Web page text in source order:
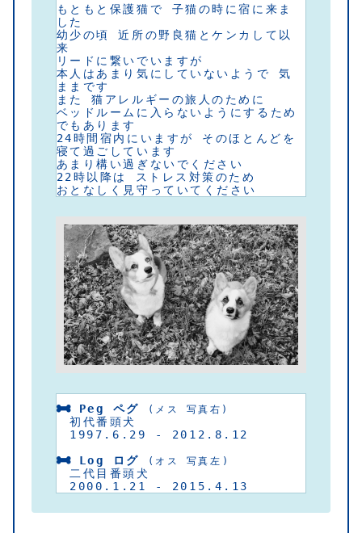
もともと保護猫で 子猫の時に宿に来ま
した
幼少の頃 近所の野良猫とケンカして以
来
リードに繋いでいますが
本人はあまり気にしていないようで 気
ままです
また 猫アレルギーの旅人のために
ベッドルームに入らないようにするため
でもあります
24時間宿内にいますが そのほとんどを
寝て過ごしています
あまり構い過ぎないでください
22時以降は ストレス対策のため
おとなしく見守っていてください
Peg ペグ (メス 写真右)
初代番頭犬
1997.6.29 - 2012.8.12
Log ログ
(オス 写真左)
二代目番頭犬
2000.1.21 - 2015.4.13